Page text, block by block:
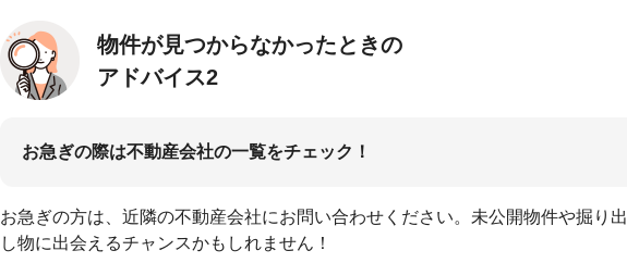
物件が見つからなかったときの
アドバイス2
お急ぎの際は不動産会社の一覧をチェック！
お急ぎの方は、近隣の不動産会社にお問い合わせください。未公開物件や掘り出
し物に出会えるチャンスかもしれません！